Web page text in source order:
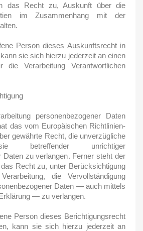
das Recht zu, Auskunft über die
im Zusammenhang mit der
Person dieses Auskunftsrecht in
sie sich hierzu jederzeit an einen
die Verarbeitung Verantwortlichen
personenbezogener Daten
das vom Europäischen Richtlinien-
gewährte Recht, die unverzügliche
betreffender unrichtiger
Daten zu verlangen. Ferner steht der
Recht zu, unter Berücksichtigung
die Vervollständigung
Daten — auch mittels
— zu verlangen.
Person dieses Berichtigungsrecht
kann sie sich hierzu jederzeit an